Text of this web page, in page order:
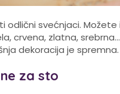
odlični svećnjaci.
crvena, zlatna,
dekoracija je spremna.
za sto